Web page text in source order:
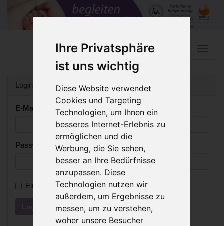
Ihre Privatsphäre
ist uns wichtig
Diese Website verwendet
Cookies und Targeting
Technologien, um Ihnen ein
besseres Internet-Erlebnis zu
ermöglichen und die
Werbung, die Sie sehen,
besser an Ihre Bedürfnisse
anzupassen. Diese
Technologien nutzen wir
außerdem, um Ergebnisse zu
messen, um zu verstehen,
woher unsere Besucher
Toggle
Login
E-Mail Addresse:
Passwort:
Eingeloggt bleiben?
Passwort vergessen?